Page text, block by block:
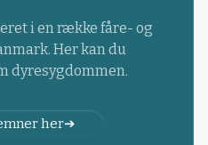
i en række fåre- og
Her kan du
dyresygdommen.
her